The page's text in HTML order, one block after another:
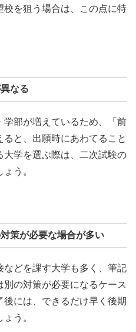
校を狙う場合は、この点に特
なる
部が増えているため、「前
と、出願時にあわてること
学を選ぶ際は、二次試験の
う。
策が必要な場合が多い
どを課す大学も多く、筆記
の対策が必要になるケース
には、できるだけ早く後期
う。